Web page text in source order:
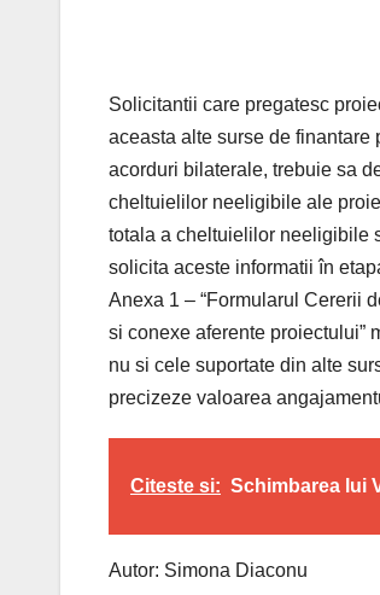
Solicitantii care pregatesc
aceasta alte surse de
acorduri bilaterale, trebuie sa
cheltuielilor neeligibile ale
totala a cheltuielilor neeligibile
solicita aceste informatii în
Anexa 1 – “Formularul Cererii
si conexe aferente proiectului”
nu si cele suportate din alte
precizeze valoarea
Citeste si: Schimbarea lui
Autor: Simona Diaconu